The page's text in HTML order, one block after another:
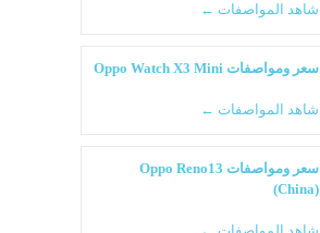
شاهد المواصفات ←
سعر ومواصفات Oppo Watch X3 Mini
شاهد المواصفات ←
سعر ومواصفات Oppo Reno13
(China)